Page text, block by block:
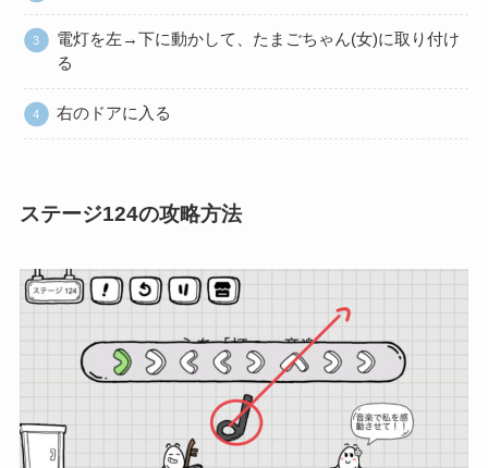
電灯を左→下に動かして、たまごちゃん(女)に取り付け
る
右のドアに入る
ステージ124の攻略方法